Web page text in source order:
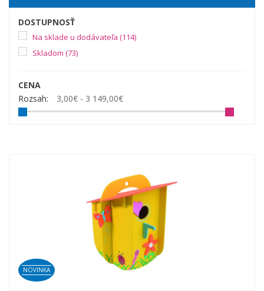
DOSTUPNOSŤ
Na sklade u dodávateľa (114)
Skladom (73)
CENA
Rozsah:
3,00€ - 3 149,00€
NOVINKA